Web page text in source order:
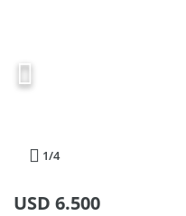
1/4
USD 6.500